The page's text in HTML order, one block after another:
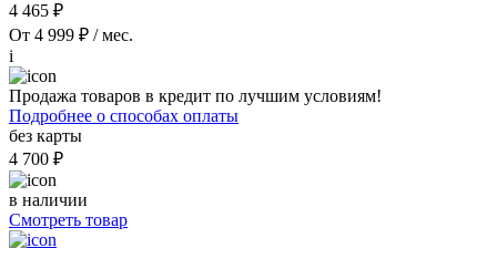
4 465 ₽
От 4 999 ₽ / мес.
i
Продажа товаров в кредит по лучшим условиям!
Подробнее о способах оплаты
без карты
4 700 ₽
в наличии
Смотреть товар